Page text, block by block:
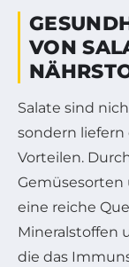
VON
Salate sind
sondern
Vorteilen.
Gemüsesorten
eine reiche
Mineralstoffen
die das